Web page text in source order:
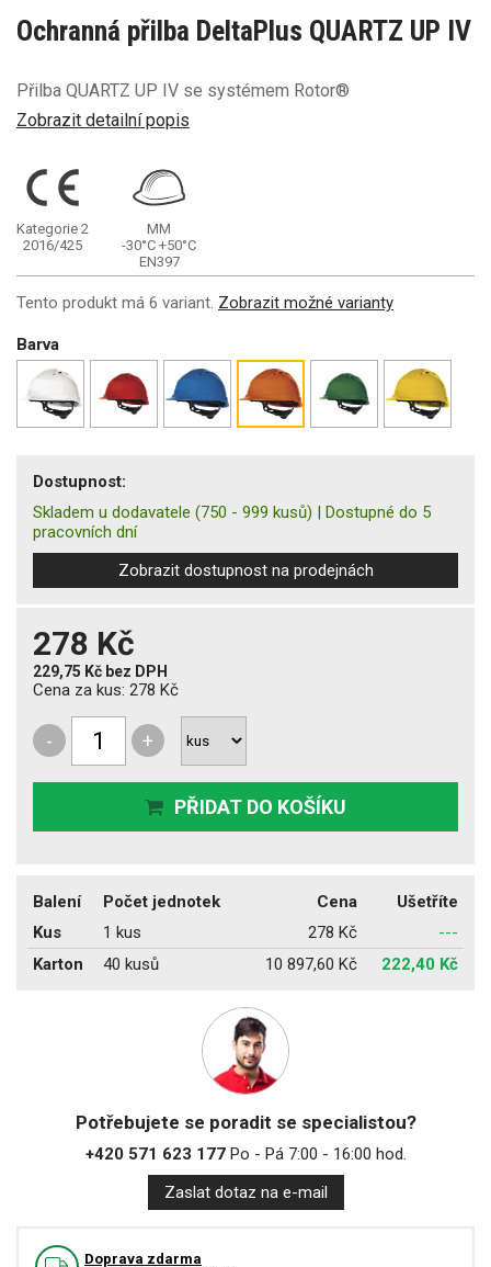
Ochranná přilba DeltaPlus QUARTZ UP IV
Přilba QUARTZ UP IV se systémem Rotor®
Zobrazit detailní popis
Kategorie 2
2016/425
MM
-30°C +50°C
EN397
Tento produkt má 6 variant. Zobrazit možné varianty
Barva
Dostupnost:
Skladem u dodavatele (750 - 999 kusů) | Dostupné do 5
pracovních dní
Zobrazit dostupnost na prodejnách
278 Kč
229,75 Kč bez DPH
Cena za kus: 278 Kč
- +
PŘIDAT DO KOŠÍKU
Balení Počet jednotek Cena
Ušetříte
Kus
1 kus 278 Kč
---
Karton
40 kusů 10 897,60 Kč 222,40 Kč
Potřebujete se poradit se specialistou?
+420 571 623 177Po - Pá 7:00 - 16:00 hod.
Zaslat dotaz na e-mail
Doprava zdarma